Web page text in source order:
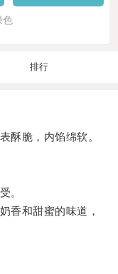
色
排行
脆，内馅绵软。
。
和甜蜜的味道，